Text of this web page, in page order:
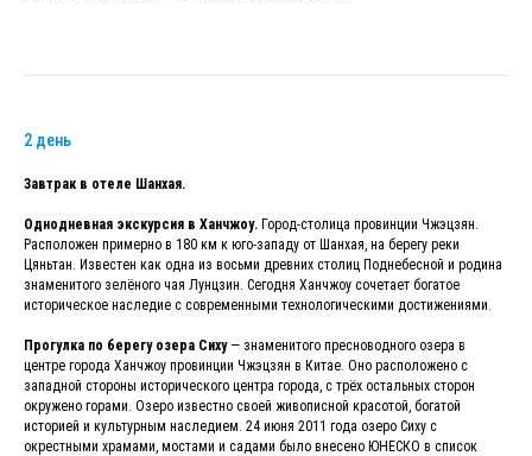
2 день
Завтрак в отеле Шанхая.
Однодневная экскурсия в Ханчжоу. Город-столица провинции Чжэцзян.
Расположен примерно в 180 км к юго-западу от Шанхая, на берегу реки
Цяньтан. Известен как одна из восьми древних столиц Поднебесной и родина
знаменитого зелёного чая Лунцзин. Сегодня Ханчжоу сочетает богатое
историческое наследие с современными технологическими достижениями.
Прогулка по берегу озера Сиху — знаменитого пресноводного озера в
центре города Ханчжоу провинции Чжэцзян в Китае. Оно расположено с
западной стороны исторического центра города, с трёх остальных сторон
окружено горами. Озеро известно своей живописной красотой, богатой
историей и культурным наследием. 24 июня 2011 года озеро Сиху с
окрестными храмами, мостами и садами было внесено ЮНЕСКО в список